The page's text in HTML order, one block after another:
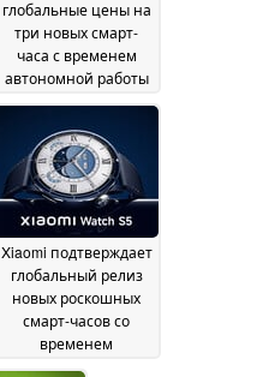
глобальные цены на
три новых смарт-
часа с временем
автономной работы
27 May 2026
Xiaomi подтверждает
глобальный релиз
новых роскошных
смарт-часов со
временем